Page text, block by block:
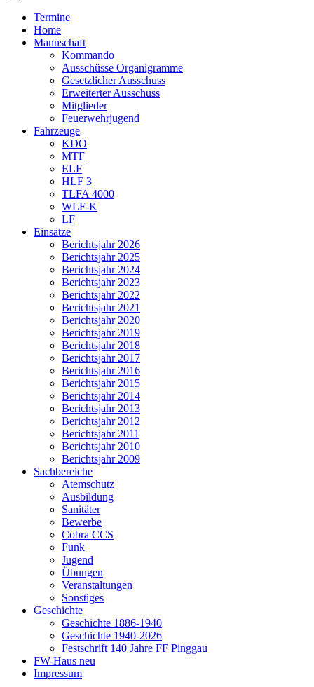
Termine
Home
Mannschaft
Kommando
Ausschüsse Organigramme
Gesetzlicher Ausschuss
Erweiterter Ausschuss
Mitglieder
Feuerwehrjugend
Fahrzeuge
KDO
MTF
ELF
HLF 3
TLFA 4000
WLF-K
LF
Einsätze
Berichtsjahr 2026
Berichtsjahr 2025
Berichtsjahr 2024
Berichtsjahr 2023
Berichtsjahr 2022
Berichtsjahr 2021
Berichtsjahr 2020
Berichtsjahr 2019
Berichtsjahr 2018
Berichtsjahr 2017
Berichtsjahr 2016
Berichtsjahr 2015
Berichtsjahr 2014
Berichtsjahr 2013
Berichtsjahr 2012
Berichtsjahr 2011
Berichtsjahr 2010
Berichtsjahr 2009
Sachbereiche
Atemschutz
Ausbildung
Sanitäter
Bewerbe
Cobra CCS
Funk
Jugend
Übungen
Veranstaltungen
Sonstiges
Geschichte
Geschichte 1886-1940
Geschichte 1940-2026
Festschrift 140 Jahre FF Pinggau
FW-Haus neu
Impressum